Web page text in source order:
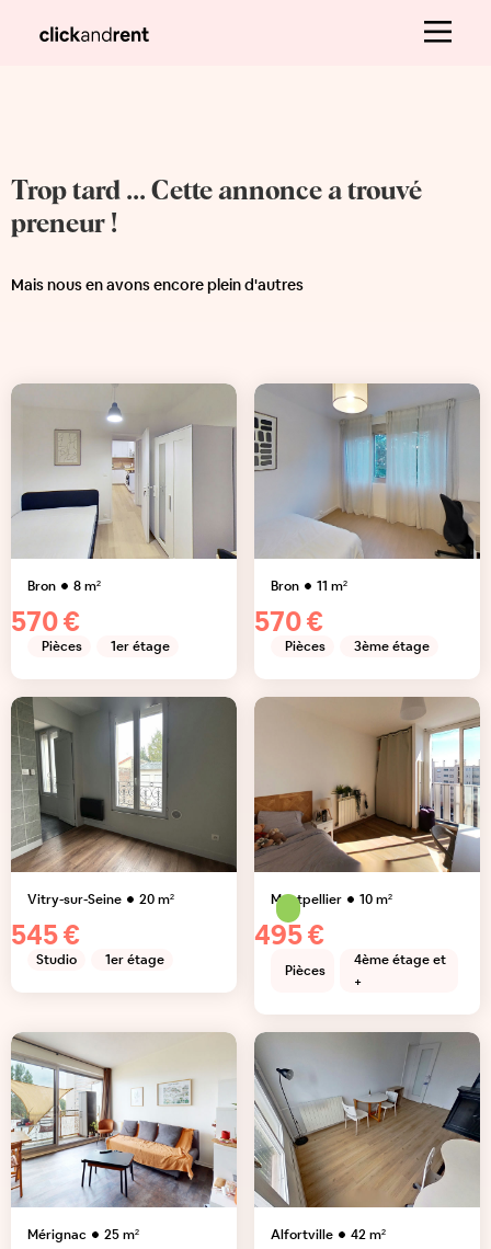
Trop tard ... Cette annonce a trouvé
preneur !
Mais nous en avons encore plein d'autres
Bron 8m²
570 €
Pièces 1er étage
Bron 11 m²
570 €
Pièces 3ème étage
Vitry-sur-Seine 20m²
545 €
Studio 1er étage
Montpellier 10m²
495 €
Pièces
4ème étage et
+
Mérignac 25m² Alfortville 42m²